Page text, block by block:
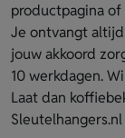
productpagina
Je ontvangt
jouw akkoord
10 werkdagen.
Laat dan
Sleutelhangers.nl